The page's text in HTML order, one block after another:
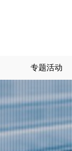
专题活动